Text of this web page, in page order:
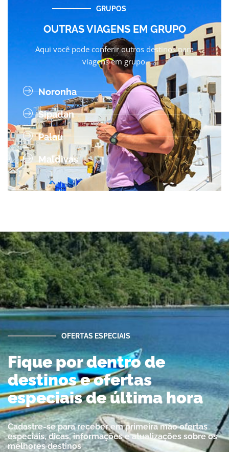
GRUPOS
OUTRAS VIAGENS EM GRUPO
Aqui você pode conferir outros destinos para
viagens em grupo.
Noronha
Sipadan
Palau
Maldivas
OFERTAS ESPECIAIS
Fique por dentro de
destinos e ofertas
especiais de última hora
Cadastre-se para receber em primeira mão ofertas
especiais, dicas, informações e atualizações sobre os
melhores destinos